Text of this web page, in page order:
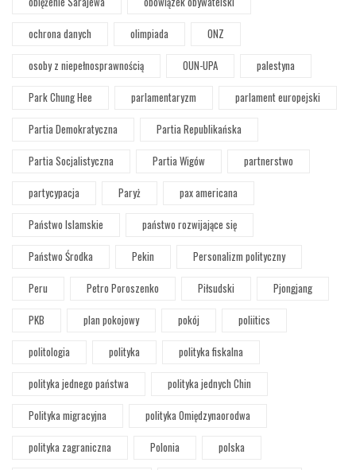
ochrona danych
olimpiada
ONZ
osoby z niepełnosprawnością
OUN-UPA
palestyna
Park Chung Hee
parlamentaryzm
parlament europejski
Partia Demokratyczna
Partia Republikańska
Partia Socjalistyczna
Partia Wigów
partnerstwo
partycypacja
Paryż
pax americana
Państwo Islamskie
państwo rozwijające się
Państwo Środka
Pekin
Personalizm polityczny
Peru
Petro Poroszenko Piłsudski
Pjongjang
PKB
plan pokojowy pokój
poliitics
politologia
polityka
polityka fiskalna
polityka jednego państwa
polityka jednych Chin
Polityka migracyjna
polityka Omiędzynaorodwa
polityka zagraniczna
Polonia
polska